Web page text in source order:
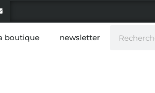
boutique newsletter